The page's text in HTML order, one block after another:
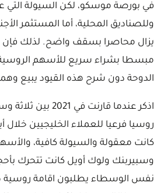
في بورصة موسكو، لكن السيولة
وللصناديق المحلية، أما المستثمر
يزال محاصرا بسقف واضح. لذلك فإن
مبسطا بشراء سريع للأسهم الروسية
الدوحة دون شرح هذه القيود يبيع
اذكر عندما قارنت
روسيا فرعيا للعملاء الخليجيين خلال
كانت معقولة والسيولة كافية،
وسبيربنك ولوك أويل كانت تتحرك
نفس الوسطاء يطلبون اقامة روسية